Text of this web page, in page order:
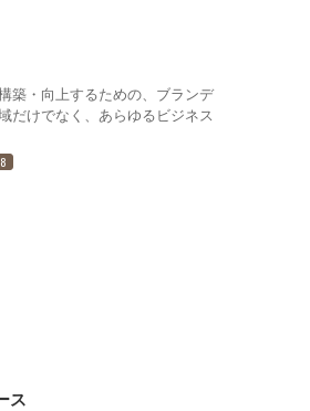
築・向上するための、ブランデ
だけでなく、あらゆるビジネス
ス